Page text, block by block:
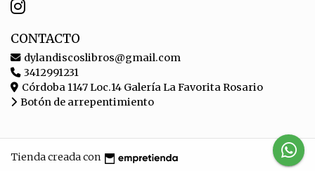
CONTACTO
dylandiscoslibros@gmail.com
3412991231
Córdoba 1147 Loc.14 Galería La Favorita Rosario
Botón de arrepentimiento
Tienda creada con